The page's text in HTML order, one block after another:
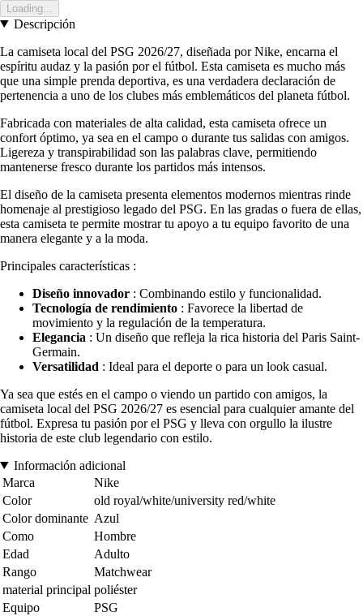
Loading...
Descripción
La camiseta local del PSG 2026/27, diseñada por Nike, encarna el
espíritu audaz y la pasión por el fútbol. Esta camiseta es mucho más
que una simple prenda deportiva, es una verdadera declaración de
pertenencia a uno de los clubes más emblemáticos del planeta fútbol.
Fabricada con materiales de alta calidad, esta camiseta ofrece un
confort óptimo, ya sea en el campo o durante tus salidas con amigos.
Ligereza y transpirabilidad son las palabras clave, permitiendo
mantenerse fresco durante los partidos más intensos.
El diseño de la camiseta presenta elementos modernos mientras rinde
homenaje al prestigioso legado del PSG. En las gradas o fuera de ellas,
esta camiseta te permite mostrar tu apoyo a tu equipo favorito de una
manera elegante y a la moda.
Principales características :
Diseño innovador : Combinando estilo y funcionalidad.
Tecnología de rendimiento : Favorece la libertad de
movimiento y la regulación de la temperatura.
Elegancia : Un diseño que refleja la rica historia del Paris Saint-
Germain.
Versatilidad : Ideal para el deporte o para un look casual.
Ya sea que estés en el campo o viendo un partido con amigos, la
camiseta local del PSG 2026/27 es esencial para cualquier amante del
fútbol. Expresa tu pasión por el PSG y lleva con orgullo la ilustre
historia de este club legendario con estilo.
Información adicional
Marca
Nike
Color
old royal/white/university red/white
Color dominante Azul
Como
Hombre
Edad
Adulto
Rango
Matchwear
material principal poliéster
Equipo
PSG